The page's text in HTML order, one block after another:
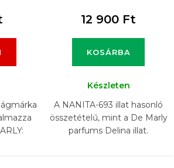
12 900 Ft
KOSÁRBA
Készleten
A NANITA-693 illat hasonló
összetételű, mint a De Marly
parfums Delina illat.